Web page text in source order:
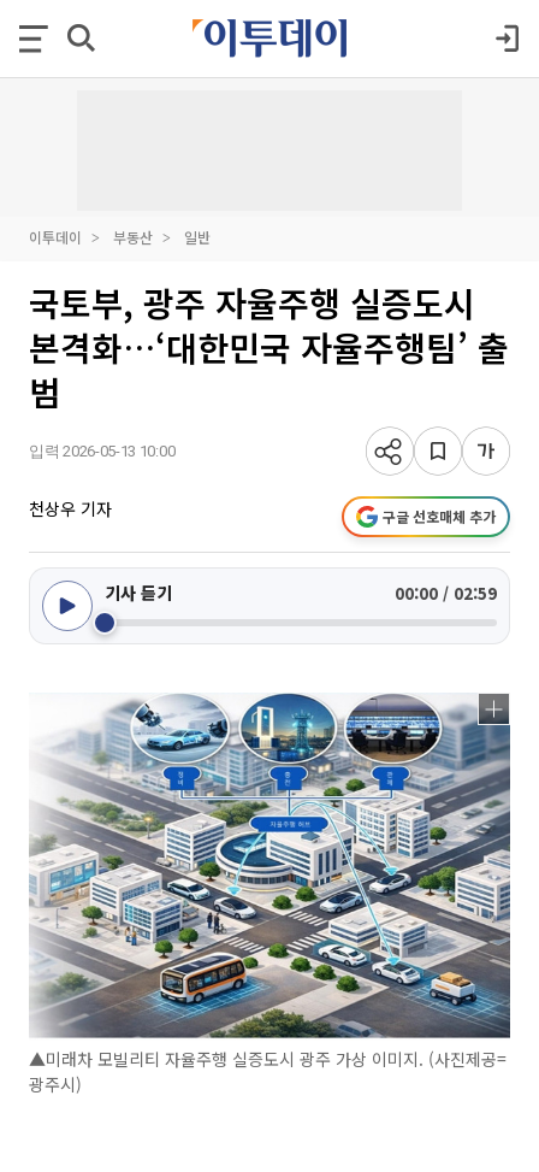
이투데이 부동산 일반
국토부, 광주 자율주행 실증도시
본격화…‘대한민국 자율주행팀’ 출
범
입력 2026-05-13 10:00
천상우 기자 구글 선호매체 추가
기사 듣기 00:00 / 02:59
▲미래차 모빌리티 자율주행 실증도시 광주 가상 이미지. (사진제공=
광주시)